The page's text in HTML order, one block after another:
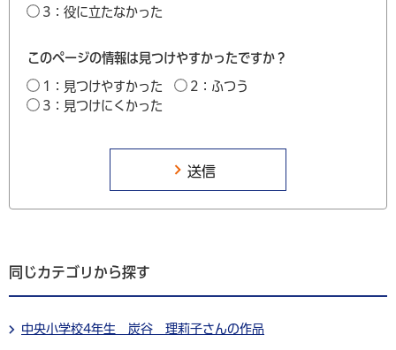
3：役に立たなかった
このページの情報は見つけやすかったですか？
1：見つけやすかった
2：ふつう
3：見つけにくかった
同じカテゴリから探す
中央小学校4年生 炭谷 理莉子さんの作品